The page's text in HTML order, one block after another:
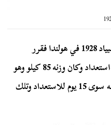
علم إبراهيم مصطفى بأخبار أولمبياد 1928 في هولندا فقرر
الانضمام لها من غير تمرين ولا استعداد وكان وزنه 85 كيلو وهو
أزيد من الوزن المقرر وليس أمامه سوى 15 يوم للاستعداد وتلك